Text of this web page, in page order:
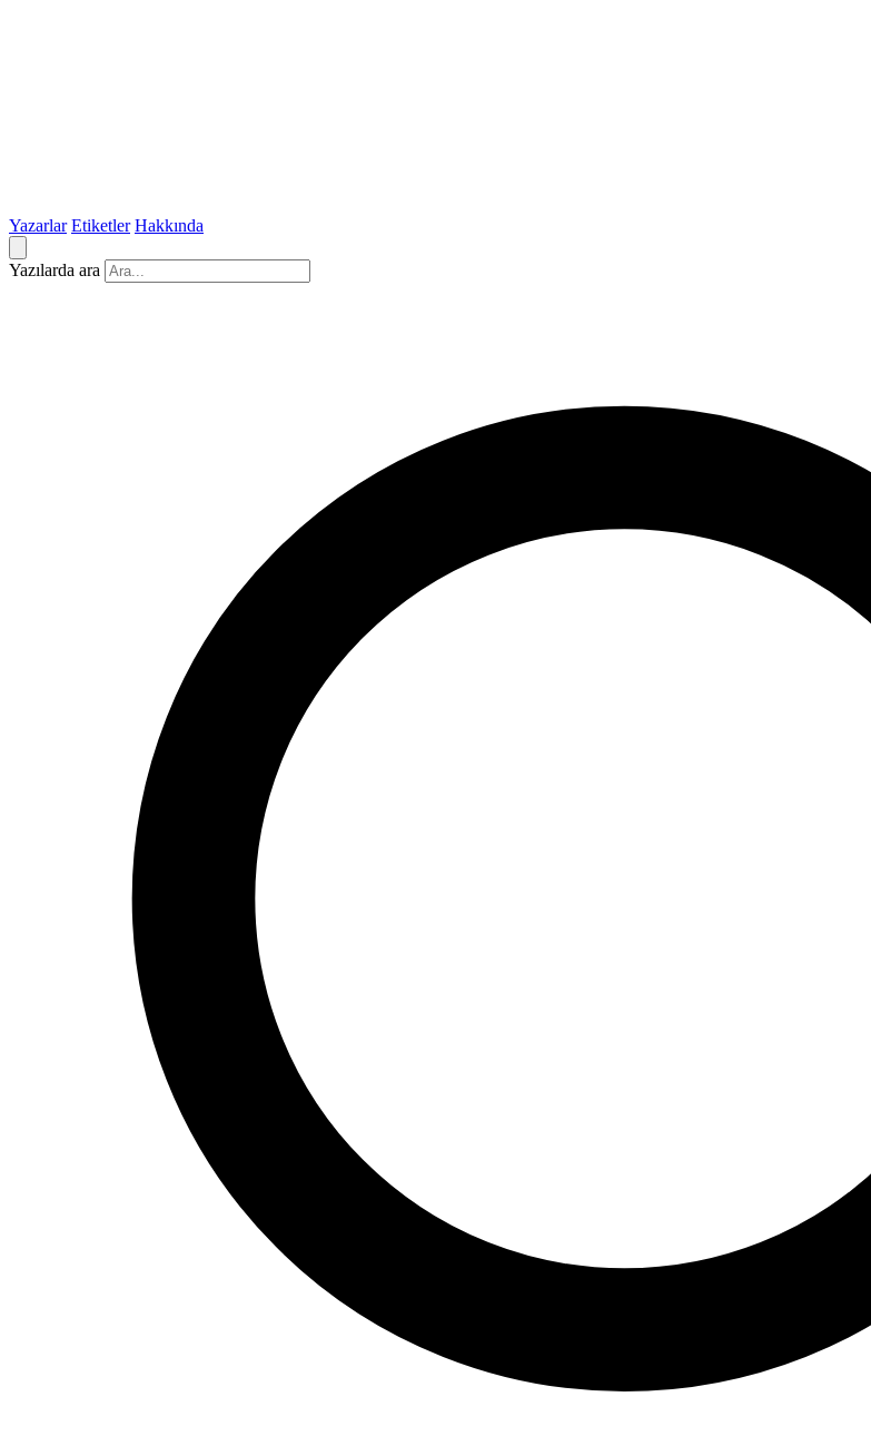
Yazarlar Etiketler Hakkında
Yazılarda ara